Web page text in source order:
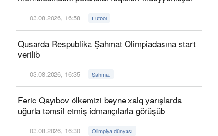
03.08.2026, 16:58 Futbol
Qusarda Respublika Şahmat Olimpiadasına start
verilib
03.08.2026, 16:35 Şahmat
Fərid Qayıbov ölkəmizi beynəlxalq yarışlarda
uğurla təmsil etmiş idmançılarla görüşüb
03.08.2026, 16:30 Olimpiya dünyası